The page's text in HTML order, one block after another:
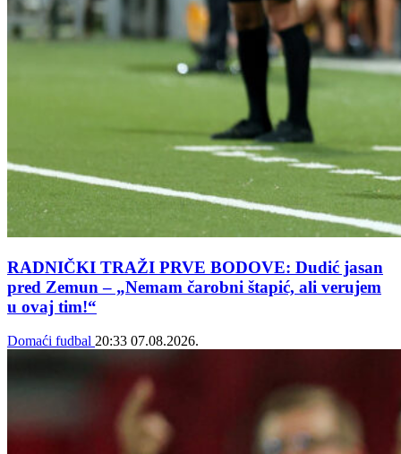
RADNIČKI TRAŽI PRVE BODOVE: Dudić jasan
pred Zemun – „Nemam čarobni štapić, ali verujem
u ovaj tim!“
Domaći fudbal 20:33 07.08.2026.